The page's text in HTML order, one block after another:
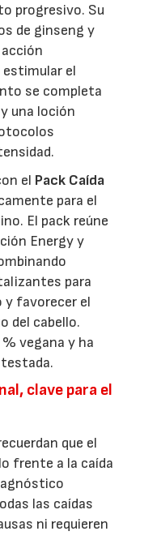
progresivo. Su
de ginseng y
el
se completa
una loción
el Pack Caída
para el
El pack reúne
Energy y
para
favorecer el
del cabello.
vegana y ha
clave para el
que el
frente a la caída
las caídas
ni requieren